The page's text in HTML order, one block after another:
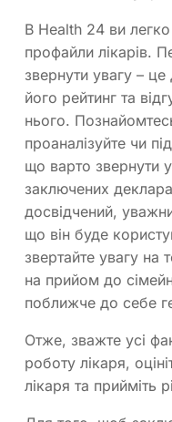
В Health 24 ви
профайли лікарів.
звернути увагу –
його рейтинг та
нього.
проаналізуйте чи
що варто звернути
заключених
досвідчений,
що він буде
звертайте увагу на
на прийом до
поближче до себе
Отже, зважте усі
роботу лікаря,
лікаря та прийміть